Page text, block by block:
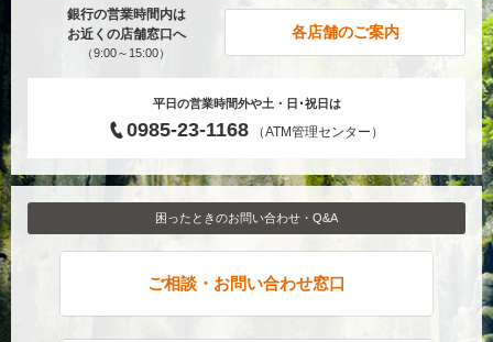
銀行の営業時間内は
お近くの店舗窓口へ
（9:00～15:00）
各店舗のご案内
平日の営業時間外や土・日･祝日は
0985-23-1168（ATM管理センター）
困ったときのお問い合わせ・Q&A
ご相談・お問い合わせ窓口